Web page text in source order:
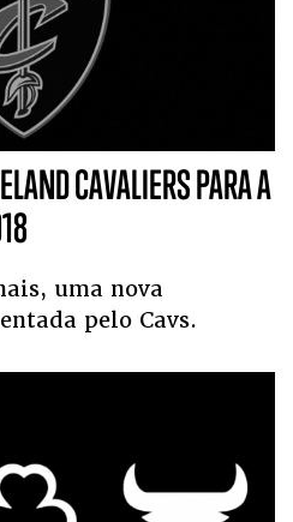
CAVALIERS PARA A
uma nova
pelo Cavs.